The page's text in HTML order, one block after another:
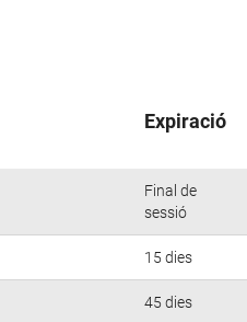
Expiració
Final de
sessió
15 dies
45 dies